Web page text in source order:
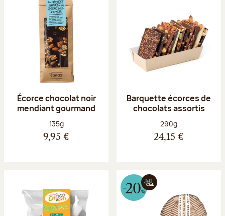
Écorce chocolat noir
mendiant gourmand
Poids net :
135g
9,95 €
Barquette écorces de
chocolats assortis
Poids net :
290g
24,15 €